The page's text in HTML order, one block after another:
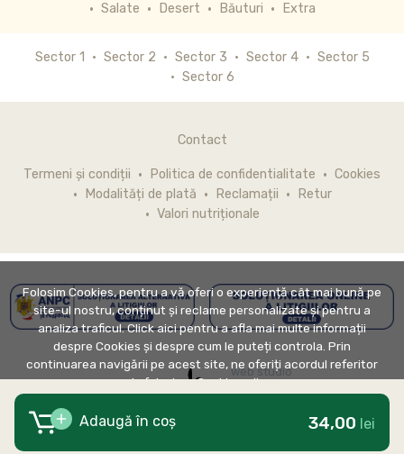
Adaugă în coș 34,00 lei
Salate
Desert Băuturi Extra
Sector 1 Sector 2 Sector 3 Sector 4
Sector 5
Sector 6
Contact
Termeni și condiții Politica de confidentialitate
Cookies
Modalități de plată
Reclamații
Retur
Valori nutriționale
web studio
pe un sistem IOAN 4.0
Folosim Cookies, pentru a vă oferi o experiență cât mai bună pe
site-ul nostru, conținut și reclame personalizate și pentru a
analiza traficul. Click aici pentru a afla mai multe informații
despre Cookies și despre cum le puteți controla. Prin
continuarea navigării pe acest site, ne oferiți acordul referitor
la folosirea Cookie-urilor.
DE ACORD